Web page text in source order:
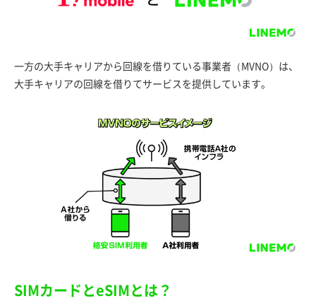
一方の大手キャリアから回線を借りている事業者（MVNO）は、
大手キャリアの回線を借りてサービスを提供しています。
SIMカードとeSIMとは？